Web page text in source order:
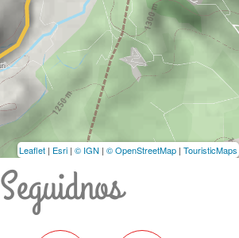
Leaflet | Esri | © IGN | © OpenStreetMap | TouristicMaps
Seguidnos